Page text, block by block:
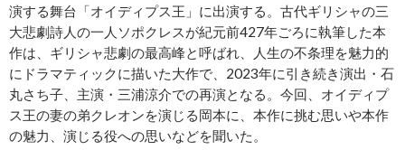
演する舞台「オイディプス王」に出演する。古代ギリシャの三
大悲劇詩人の一人ソポクレスが紀元前427年ごろに執筆した本
作は、ギリシャ悲劇の最高峰と呼ばれ、人生の不条理を魅力的
にドラマティックに描いた大作で、2023年に引き続き演出・石
丸さち子、主演・三浦涼介での再演となる。今回、オイディプ
ス王の妻の弟クレオンを演じる岡本に、本作に挑む思いや本作
の魅力、演じる役への思いなどを聞いた。